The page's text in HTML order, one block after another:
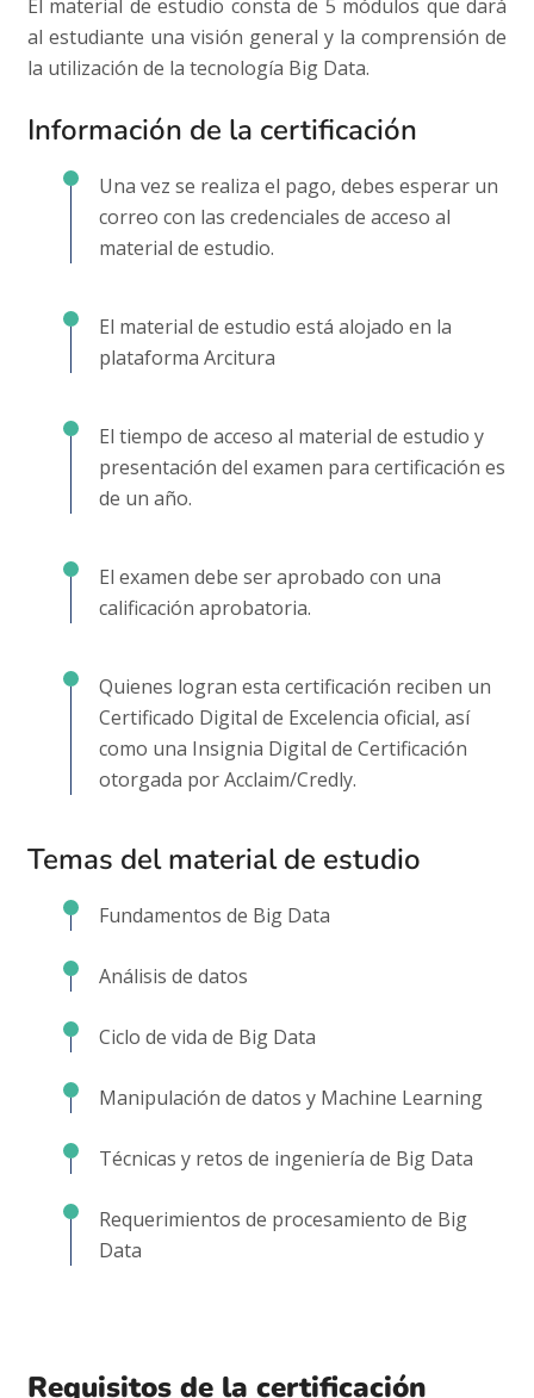
El material de estudio consta de 5 módulos que dará
al estudiante una visión general y la comprensión de
la utilización de la tecnología Big Data.
Información de la certificación
Una vez se realiza el pago, debes esperar un
correo con las credenciales de acceso al
material de estudio.
El material de estudio está alojado en la
plataforma Arcitura
El tiempo de acceso al material de estudio y
presentación del examen para certificación es
de un año.
El examen debe ser aprobado con una
calificación aprobatoria.
Quienes logran esta certificación reciben un
Certificado Digital de Excelencia oficial, así
como una Insignia Digital de Certificación
otorgada por Acclaim/Credly.
Temas del material de estudio
Fundamentos de Big Data
Análisis de datos
Ciclo de vida de Big Data
Manipulación de datos y Machine Learning
Técnicas y retos de ingeniería de Big Data
Requerimientos de procesamiento de Big
Data
Requisitos de la certificación